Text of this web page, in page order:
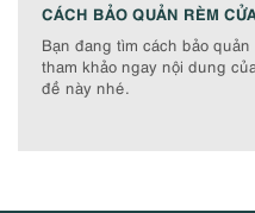
CÁCH BẢO QUẢN RÈM
Bạn đang tìm cách bảo
tham khảo ngay nội dung
đề này nhé.